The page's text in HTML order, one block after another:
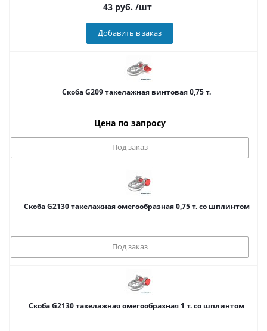
43 руб. /шт
Добавить в заказ
Скоба G209 такелажная винтовая 0,75 т.
Цена по запросу
Под заказ
Cкоба G2130 такелажная омегообразная 0,75 т. со шплинтом
Под заказ
Cкоба G2130 такелажная омегообразная 1 т. со шплинтом